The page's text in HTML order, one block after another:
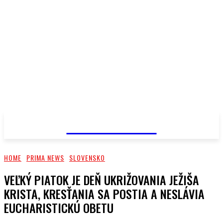
HOME PRIMA NEWS SLOVENSKO
VEĽKÝ PIATOK JE DEŇ UKRIŽOVANIA JEŽIŠA
KRISTA, KRESŤANIA SA POSTIA A NESLÁVIA
EUCHARISTICKÚ OBETU